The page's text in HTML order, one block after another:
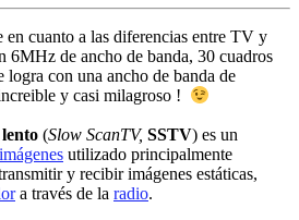
en cuanto a las diferencias entre TV y
6MHz de ancho de banda, 30 cuadros
con una ancho de banda de
y casi milagroso !
(Slow ScanTV, SSTV) es un
imágenes utilizado principalmente
y recibir imágenes estáticas,
a través de la radio.